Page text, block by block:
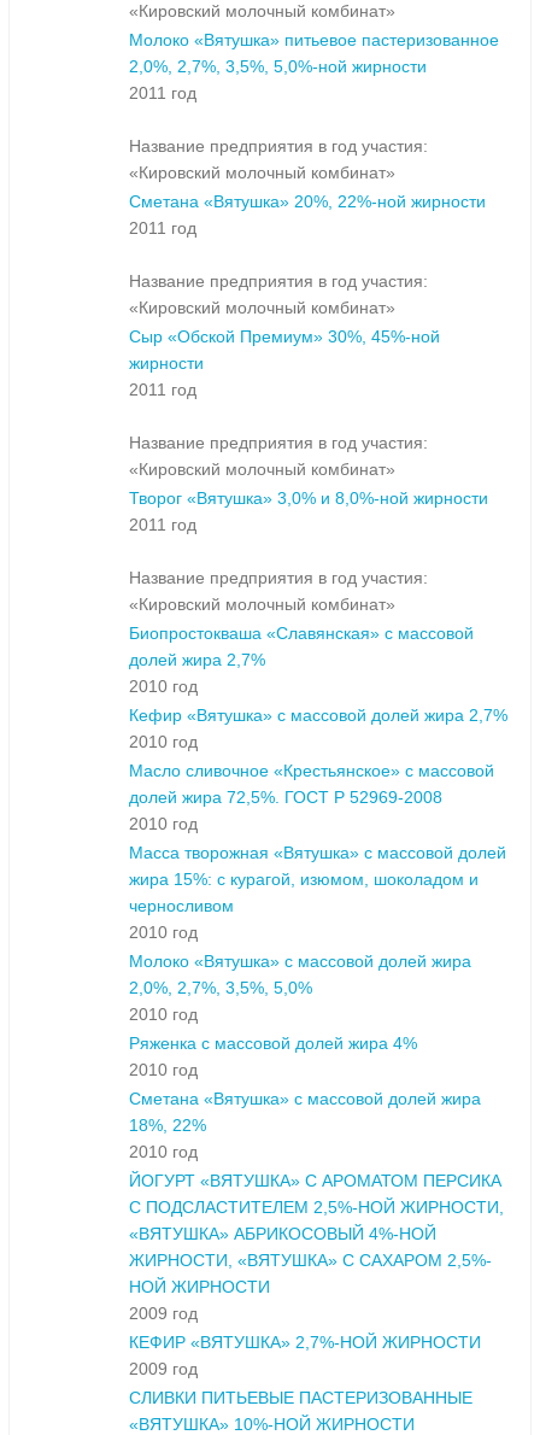
«Кировский молочный комбинат»
Молоко «Вятушка» питьевое пастеризованное
2,0%, 2,7%, 3,5%, 5,0%-ной жирности
2011 год
Название предприятия в год участия:
«Кировский молочный комбинат»
Сметана «Вятушка» 20%, 22%-ной жирности
2011 год
Название предприятия в год участия:
«Кировский молочный комбинат»
Сыр «Обской Премиум» 30%, 45%-ной
жирности
2011 год
Название предприятия в год участия:
«Кировский молочный комбинат»
Творог «Вятушка» 3,0% и 8,0%-ной жирности
2011 год
Название предприятия в год участия:
«Кировский молочный комбинат»
Биопростокваша «Славянская» с массовой
долей жира 2,7%
2010 год
Кефир «Вятушка» с массовой долей жира 2,7%
2010 год
Масло сливочное «Крестьянское» с массовой
долей жира 72,5%. ГОСТ Р 52969-2008
2010 год
Масса творожная «Вятушка» с массовой долей
жира 15%: с курагой, изюмом, шоколадом и
черносливом
2010 год
Молоко «Вятушка» с массовой долей жира
2,0%, 2,7%, 3,5%, 5,0%
2010 год
Ряженка с массовой долей жира 4%
2010 год
Сметана «Вятушка» с массовой долей жира
18%, 22%
2010 год
ЙОГУРТ «ВЯТУШКА» С АРОМАТОМ ПЕРСИКА
С ПОДСЛАСТИТЕЛЕМ 2,5%-НОЙ ЖИРНОСТИ,
«ВЯТУШКА» АБРИКОСОВЫЙ 4%-НОЙ
ЖИРНОСТИ, «ВЯТУШКА» С САХАРОМ 2,5%-
НОЙ ЖИРНОСТИ
2009 год
КЕФИР «ВЯТУШКА» 2,7%-НОЙ ЖИРНОСТИ
2009 год
СЛИВКИ ПИТЬЕВЫЕ ПАСТЕРИЗОВАННЫЕ
«ВЯТУШКА» 10%-НОЙ ЖИРНОСТИ